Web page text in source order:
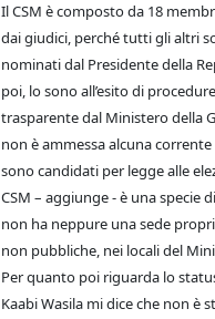
Il CSM è composto da 18
dai giudici, perché tutti gli altri
nominati dal Presidente della
poi, lo sono all’esito di
trasparente dal Ministero della
non è ammessa alcuna
sono candidati per legge alle
CSM – aggiunge - è una specie
non ha neppure una sede
non pubbliche, nei locali del
Per quanto poi riguarda lo
Kaabi Wasila mi dice che non è